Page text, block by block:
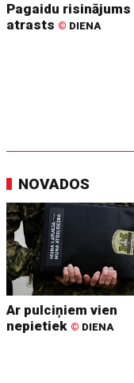
Pagaidu risinājums
atrasts © DIENA
NOVADOS
Ar pulciņiem vien
nepietiek © DIENA